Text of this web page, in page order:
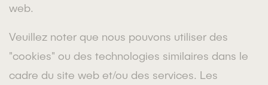
web.
Veuillez noter que nous pouvons utiliser des
"cookies" ou des technologies similaires dans le
cadre du site web et/ou des services. Les